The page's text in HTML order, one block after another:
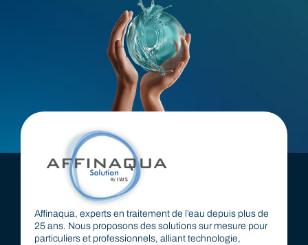
Affinaqua, experts en traitement de l’eau depuis plus de
25 ans. Nous proposons des solutions sur mesure pour
particuliers et professionnels, alliant technologie,